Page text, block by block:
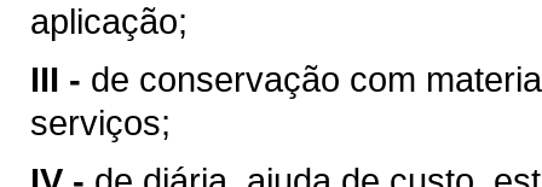
aplicação;
III - de conservação com
serviços;